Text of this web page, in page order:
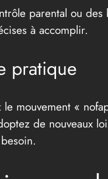
parental ou
à accomplir.
pratique
mouvement «
de nouveaux